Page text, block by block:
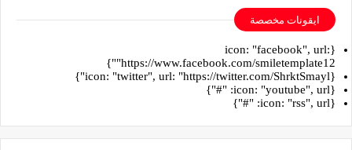
ايقونات مخصصة
{icon: "facebook", url:
"https://www.facebook.com/smiletemplate12"}
{icon: "twitter", url: "https://twitter.com/ShrktSmayl"}
{icon: "youtube", url: "#"}
{icon: "rss", url: "#"}